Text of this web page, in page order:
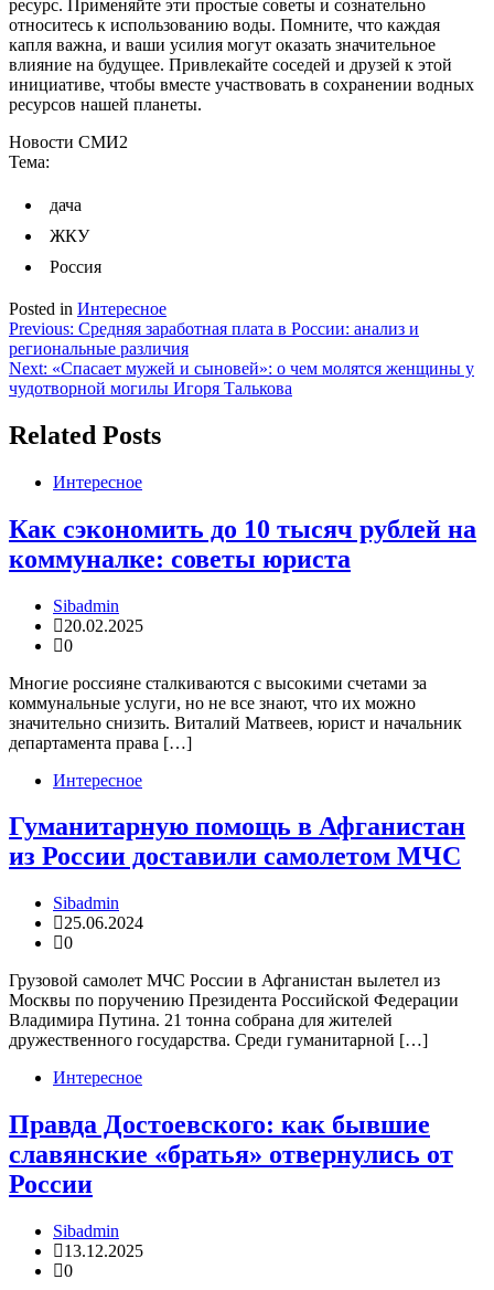
ресурс. Применяйте эти простые советы и сознательно
относитесь к использованию воды. Помните, что каждая
капля важна, и ваши усилия могут оказать значительное
влияние на будущее. Привлекайте соседей и друзей к этой
инициативе, чтобы вместе участвовать в сохранении водных
ресурсов нашей планеты.
Новости СМИ2
Тема:
дача
ЖКУ
Россия
Posted in Интересное
Навигация
по
записям
Previous: Средняя заработная плата в России: анализ и
региональные различия
Next: «Спасает мужей и сыновей»: о чем молятся женщины у
чудотворной могилы Игоря Талькова
Related Posts
Интересное
Как сэкономить до 10 тысяч рублей на
коммуналке: советы юриста
Sibadmin
20.02.2025
0
Многие россияне сталкиваются с высокими счетами за
коммунальные услуги, но не все знают, что их можно
значительно снизить. Виталий Матвеев, юрист и начальник
департамента права […]
Интересное
Гуманитарную помощь в Афганистан
из России доставили самолетом МЧС
Sibadmin
25.06.2024
0
Грузовой самолет МЧС России в Афганистан вылетел из
Москвы по поручению Президента Российской Федерации
Владимира Путина. 21 тонна собрана для жителей
дружественного государства. Среди гуманитарной […]
Интересное
Правда Достоевского: как бывшие
славянские «братья» отвернулись от
России
Sibadmin
13.12.2025
0